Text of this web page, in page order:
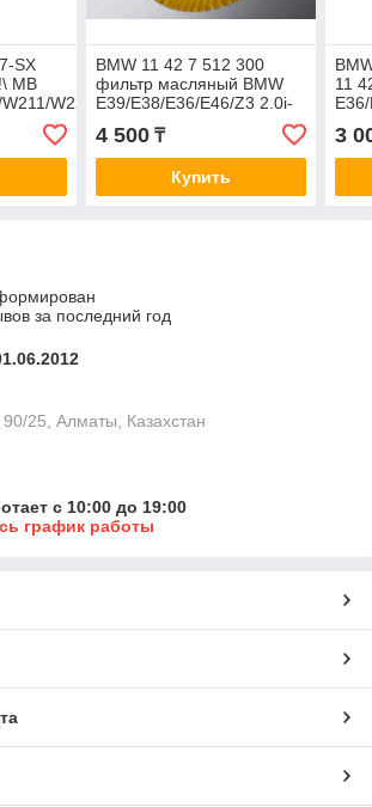
SX
MB
W220
BMW 11 42 7 512 300
фильтр масляный BMW
E39/E38/E36/E46/Z3 2.0i-
4 500₸
Купить
11
3
за последний год
25, Алматы, Казахстан
с 10:00 до 19:00
график работы